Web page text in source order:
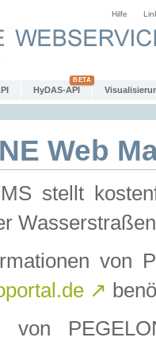
Hilfe
HyDAS-API
Web
stellt
von
↗
von